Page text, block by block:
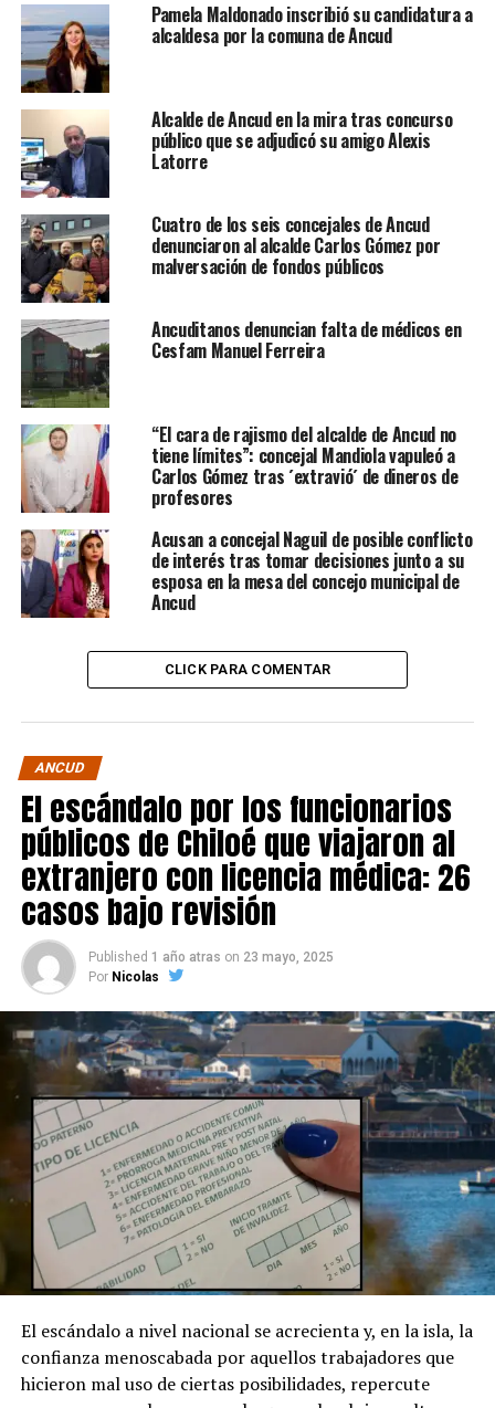
Pamela Maldonado inscribió su candidatura a
alcaldesa por la comuna de Ancud
Alcalde de Ancud en la mira tras concurso
público que se adjudicó su amigo Alexis
Latorre
Cuatro de los seis concejales de Ancud
denunciaron al alcalde Carlos Gómez por
malversación de fondos públicos
Ancuditanos denuncian falta de médicos en
Cesfam Manuel Ferreira
“El cara de rajismo del alcalde de Ancud no
tiene límites”: concejal Mandiola vapuleó a
Carlos Gómez tras ´extravió´ de dineros de
profesores
Acusan a concejal Naguil de posible conflicto
de interés tras tomar decisiones junto a su
esposa en la mesa del concejo municipal de
Ancud
CLICK PARA COMENTAR
ANCUD
El escándalo por los funcionarios
públicos de Chiloé que viajaron al
extranjero con licencia médica: 26
casos bajo revisión
Published 1 año atras on 23 mayo, 2025
Por Nicolas
El escándalo a nivel nacional se acrecienta y, en la isla, la
confianza menoscabada por aquellos trabajadores que
hicieron mal uso de ciertas posibilidades, repercute